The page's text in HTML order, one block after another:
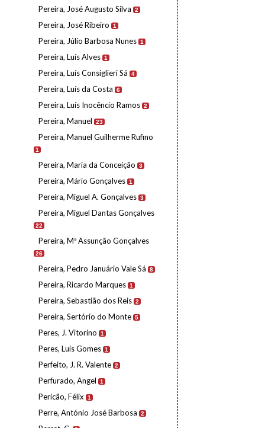
Pereira, José Augusto Silva 2
Pereira, José Ribeiro 1
Pereira, Júlio Barbosa Nunes 1
Pereira, Luís Alves 1
Pereira, Luís Consiglieri Sá 4
Pereira, Luís da Costa 6
Pereira, Luís Inocêncio Ramos 2
Pereira, Manuel 23
Pereira, Manuel Guilherme Rufino
1
Pereira, Maria da Conceição 3
Pereira, Mário Gonçalves 1
Pereira, Miguel A. Gonçalves 3
Pereira, Miguel Dantas Gonçalves
22
Pereira, Mª Assunção Gonçalves
26
Pereira, Pedro Januário Vale Sá 8
Pereira, Ricardo Marques 1
Pereira, Sebastião dos Reis 2
Pereira, Sertório do Monte 5
Peres, J. Vitorino 1
Peres, Luís Gomes 1
Perfeito, J. R. Valente 2
Perfurado, Angel 1
Pericão, Félix 1
Perre, António José Barbosa 2